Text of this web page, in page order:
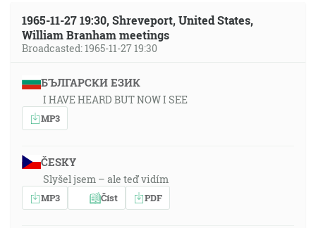
1965-11-27 19:30, Shreveport, United States,
William Branham meetings
Broadcasted: 1965-11-27 19:30
БЪЛГАРСКИ ЕЗИК
I HAVE HEARD BUT NOW I SEE
MP3
ČESKY
Slyšel jsem – ale teď vidím
MP3 Číst PDF